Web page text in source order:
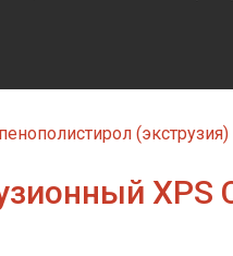
(экструзия)
XPS